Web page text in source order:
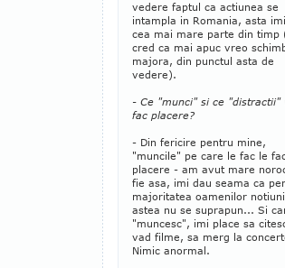
vedere faptul ca actiunea se
intampla in Romania, asta
cea mai mare parte din timp
cred ca mai apuc vreo
majora, din punctul asta de
vedere).
- Ce "munci" si ce "distractii"
fac placere?
- Din fericire pentru mine,
"muncile" pe care le fac le
placere - am avut mare
fie asa, imi dau seama ca
majoritatea oamenilor
astea nu se suprapun... Si
"muncesc", imi place sa
vad filme, sa merg la
Nimic anormal.